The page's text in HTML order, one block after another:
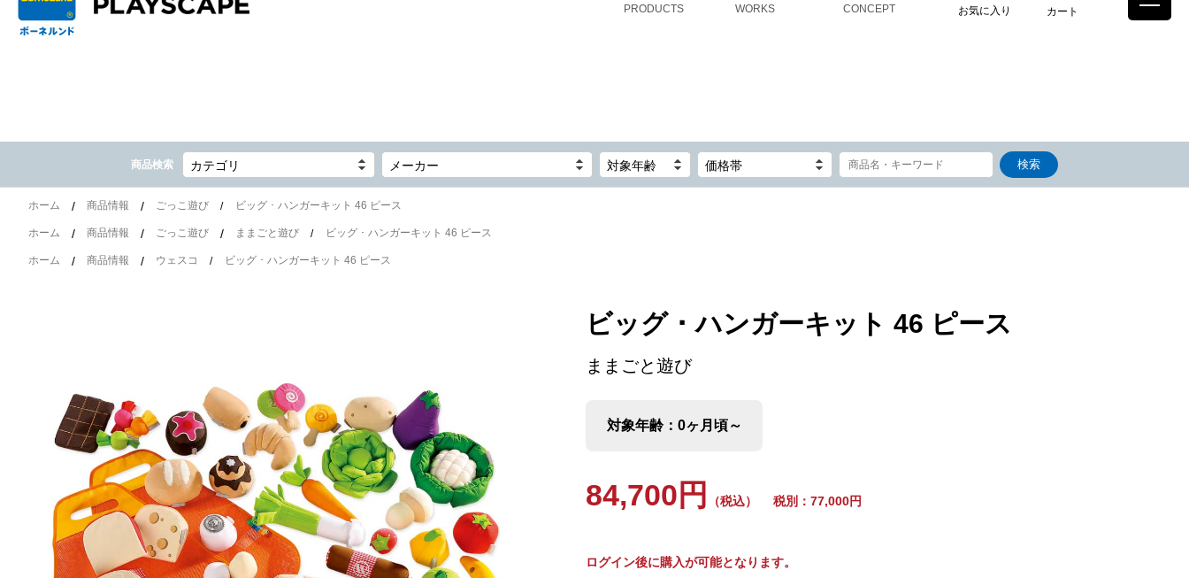
PRODUCTS WORKS CONCEPT お気に入り カート
商品検索 カテゴリ メーカー 対象年齢 価格帯
ホーム 商品情報 ごっこ遊び ビッグ ･ ハンガーキット 46 ピース
ホーム 商品情報 ごっこ遊び ままごと遊び ビッグ ･ ハンガーキット 46 ピース
ホーム 商品情報 ウェスコ ビッグ ･ ハンガーキット 46 ピース
ビッグ ･ ハンガーキット 46 ピース
ままごと遊び
対象年齢：0ヶ月頃～
84,700円 （税込） 税別：77,000円
ログイン後に購入が可能となります。